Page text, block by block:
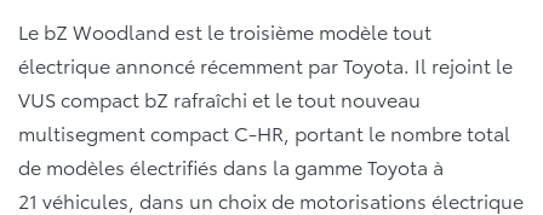
Le bZ Woodland est le troisième modèle tout
électrique annoncé récemment par Toyota. Il rejoint le
VUS compact bZ rafraîchi et le tout nouveau
multisegment compact C-HR, portant le nombre total
de modèles électrifiés dans la gamme Toyota à
21 véhicules, dans un choix de motorisations électrique